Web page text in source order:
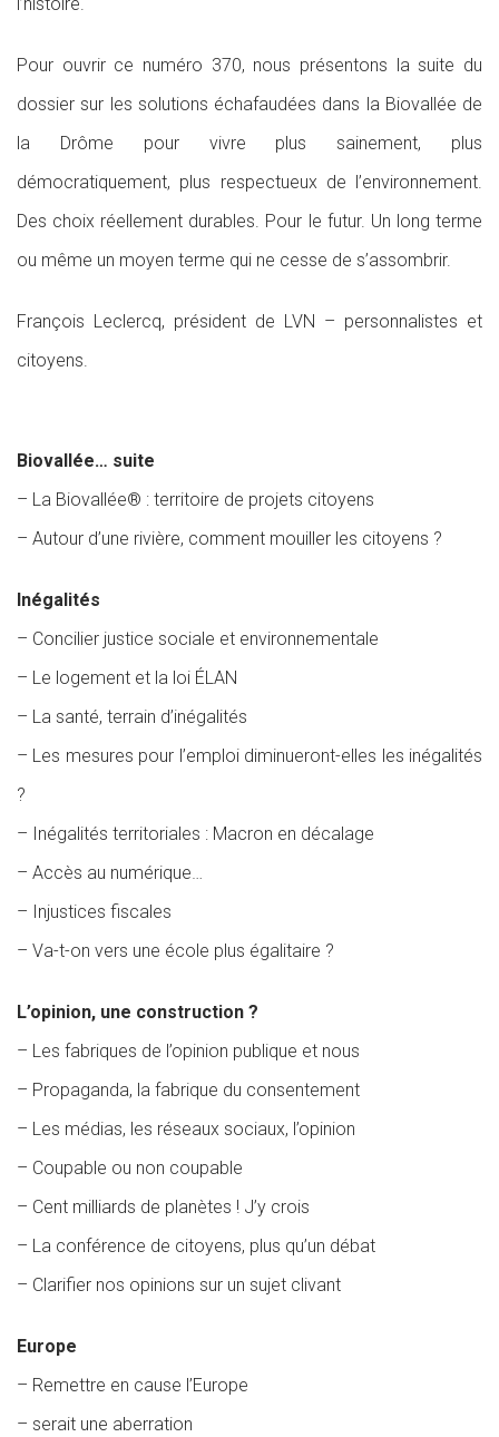
Pour ouvrir ce numéro 370, nous présentons la suite du
dossier sur les solutions échafaudées dans la Biovallée de
la Drôme pour vivre plus sainement, plus
démocratiquement, plus respectueux de l’environnement.
Des choix réellement durables. Pour le futur. Un long terme
ou même un moyen terme qui ne cesse de s’assombrir.
François Leclercq, président de LVN – personnalistes et
citoyens.
Biovallée… suite
– La Biovallée® : territoire de projets citoyens
– Autour d’une rivière, comment mouiller les citoyens ?
Inégalités
– Concilier justice sociale et environnementale
– Le logement et la loi ÉLAN
– La santé, terrain d’inégalités
– Les mesures pour l’emploi diminueront-elles les inégalités
?
– Inégalités territoriales : Macron en décalage
– Accès au numérique…
– Injustices fiscales
– Va-t-on vers une école plus égalitaire ?
L’opinion, une construction ?
– Les fabriques de l’opinion publique et nous
– Propaganda, la fabrique du consentement
– Les médias, les réseaux sociaux, l’opinion
– Coupable ou non coupable
– Cent milliards de planètes ! J’y crois
– La conférence de citoyens, plus qu’un débat
– Clarifier nos opinions sur un sujet clivant
Europe
– Remettre en cause l’Europe
– serait une aberration